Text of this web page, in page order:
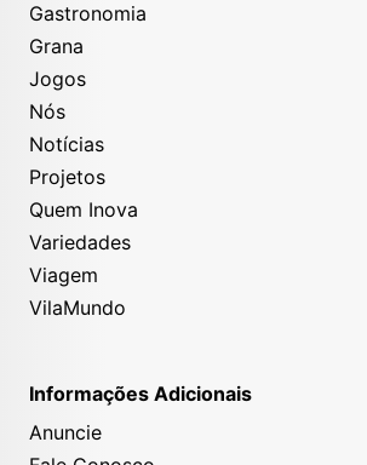
Gastronomia
Grana
Jogos
Nós
Notícias
Projetos
Quem Inova
Variedades
Viagem
VilaMundo
Informações Adicionais
Anuncie